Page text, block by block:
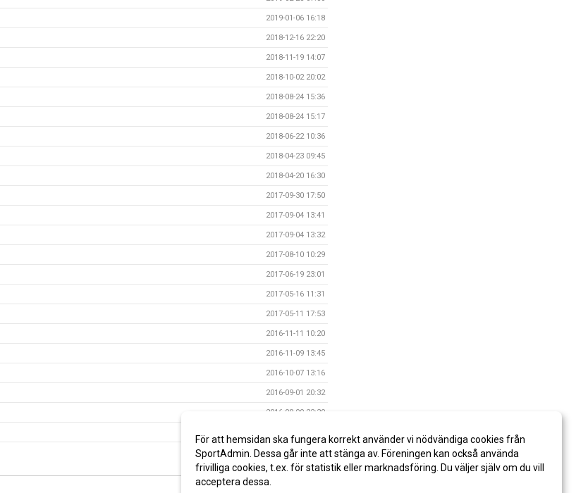
2019-01-06 16:18
2018-12-16 22:20
2018-11-19 14:07
2018-10-02 20:02
2018-08-24 15:36
2018-08-24 15:17
2018-06-22 10:36
2018-04-23 09:45
2018-04-20 16:30
2017-09-30 17:50
2017-09-04 13:41
2017-09-04 13:32
2017-08-10 10:29
2017-06-19 23:01
2017-05-16 11:31
2017-05-11 17:53
2016-11-11 10:20
2016-11-09 13:45
2016-10-07 13:16
2016-09-01 20:32
2016-08-09 22:30
2015-11-09 17:38
För att hemsidan ska fungera korrekt använder vi nödvändiga cookies från
SportAdmin. Dessa går inte att stänga av. Föreningen kan också använda
frivilliga cookies, t.ex. för statistik eller marknadsföring. Du väljer själv om du vill
acceptera dessa.